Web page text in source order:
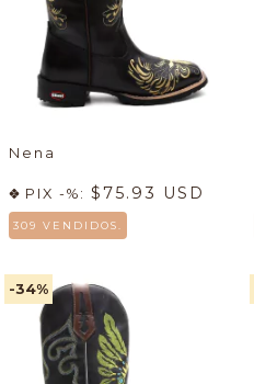
Nena
PIX -%: $75.93 USD
309 VENDIDOS.
-34%